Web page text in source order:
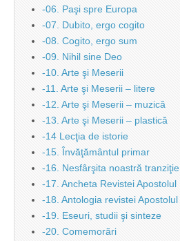
-06. Paşi spre Europa
-07. Dubito, ergo cogito
-08. Cogito, ergo sum
-09. Nihil sine Deo
-10. Arte şi Meserii
-11. Arte şi Meserii – litere
-12. Arte şi Meserii – muzică
-13. Arte şi Meserii – plastică
-14 Lecţia de istorie
-15. Învăţământul primar
-16. Nesfârşita noastră tranziţie
-17. Ancheta Revistei Apostolul
-18. Antologia revistei Apostolul
-19. Eseuri, studii şi sinteze
-20. Comemorări